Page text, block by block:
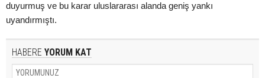
duyurmuş ve bu karar uluslararası alanda geniş yankı
uyandırmıştı.
HABERE YORUM KAT